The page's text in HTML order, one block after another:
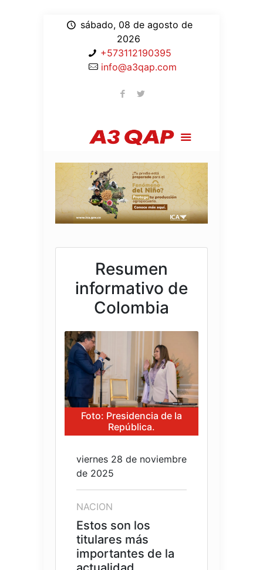
sábado, 08 de agosto de
2026
+573112190395
info@a3qap.com
Resumen
informativo de
Colombia
Foto: Presidencia de la
República.
viernes 28 de noviembre
de 2025
NACION
Estos son los
titulares más
importantes de la